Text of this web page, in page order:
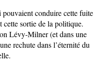
conduire cette fuite
cette sortie de la politique.
Lévy-Milner (et dans une
rechute dans l’éternité du